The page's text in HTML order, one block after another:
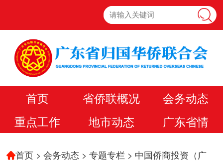
首页 省侨联概况
会务动态
重点工作
地市动态 广东省情
首页 >会务动态 >专题专栏 > 中国侨商投资（广